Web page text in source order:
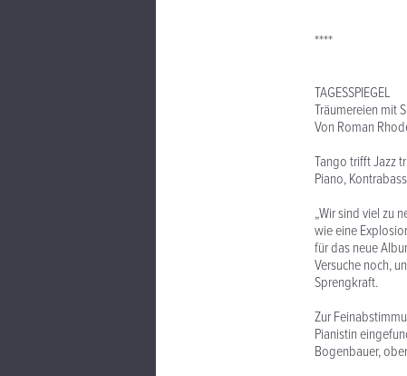
****
TAGESSPIEGEL
Träumereien mit
Von Roman
Tango trifft Jazz
Piano,
„Wir sind viel zu
wie eine
für das neue
Versuche noch,
Sprengkraft.
Zur
Pianistin
Bogenbauer,